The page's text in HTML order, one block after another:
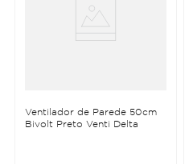
Ventilador de Parede 50cm
Bivolt Preto Venti Delta